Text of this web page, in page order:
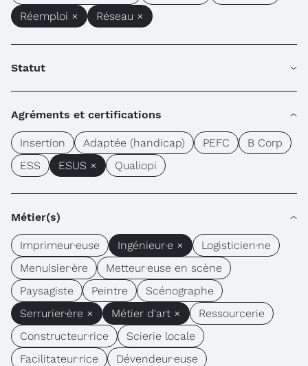
Réemploi ×
Réseau ×
Statut
Agréments et certifications
Insertion Adaptée (handicap) PEFC
B Corp
ESS
ESUS × Qualiopi
Métier(s)
Imprimeur·euse Ingénieur·e ×
Logisticien·ne
Menuisier·ère
Metteur·euse en scène
Paysagiste
Peintre
Scénographe
Serrurier·ère ×
Métier d'art ×
Ressourcerie
Constructeur·rice
Scierie locale
Facilitateur·rice
Dévendeur·euse